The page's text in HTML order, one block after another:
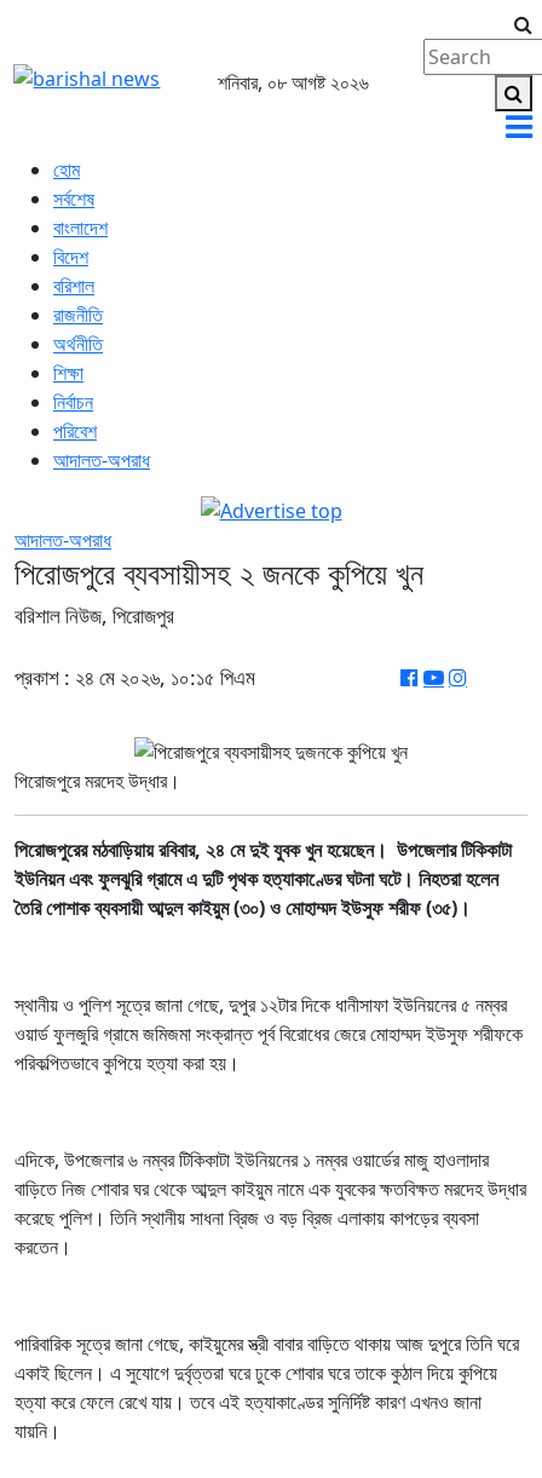
শনিবার, ০৮ আগষ্ট ২০২৬
হোম
সর্বশেষ
বাংলাদেশ
বিদেশ
বরিশাল
রাজনীতি
অর্থনীতি
শিক্ষা
নির্বাচন
পরিবেশ
আদালত-অপরাধ
আদালত-অপরাধ
পিরোজপুরে ব্যবসায়ীসহ ২ জনকে কুপিয়ে খুন
বরিশাল নিউজ, পিরোজপুর
প্রকাশ : ২৪ মে ২০২৬, ১০:১৫ পিএম
পিরোজপুরে মরদেহ উদ্ধার।
পিরোজপুরের মঠবাড়িয়ায় রবিবার, ২৪ মে দুই যুবক খুন হয়েছেন। উপজেলার টিকিকাটা
ইউনিয়ন এবং ফুলঝুরি গ্রামে এ দুটি পৃথক হত্যাকাণ্ডের ঘটনা ঘটে। নিহতরা হলেন
তৈরি পোশাক ব্যবসায়ী আব্দুল কাইয়ুম (৩০) ও মোহাম্মদ ইউসুফ শরীফ (৩৫)।
স্থানীয় ও পুলিশ সূত্রে জানা গেছে, দুপুর ১২টার দিকে ধানীসাফা ইউনিয়নের ৫ নম্বর
ওয়ার্ড ফুলজুরি গ্রামে জমিজমা সংক্রান্ত পূর্ব বিরোধের জেরে মোহাম্মদ ইউসুফ শরীফকে
পরিকল্পিতভাবে কুপিয়ে হত্যা করা হয়।
এদিকে, উপজেলার ৬ নম্বর টিকিকাটা ইউনিয়নের ১ নম্বর ওয়ার্ডের মাজু হাওলাদার
বাড়িতে নিজ শোবার ঘর থেকে আব্দুল কাইয়ুম নামে এক যুবকের ক্ষতবিক্ষত মরদেহ উদ্ধার
করেছে পুলিশ। তিনি স্থানীয় সাধনা ব্রিজ ও বড় ব্রিজ এলাকায় কাপড়ের ব্যবসা
করতেন।
পারিবারিক সূত্রে জানা গেছে, কাইয়ুমের স্ত্রী বাবার বাড়িতে থাকায় আজ দুপুরে তিনি ঘরে
একাই ছিলেন। এ সুযোগে দুর্বৃত্তরা ঘরে ঢুকে শোবার ঘরে তাকে কুঠাল দিয়ে কুপিয়ে
হত্যা করে ফেলে রেখে যায়। তবে এই হত্যাকাণ্ডের সুনির্দিষ্ট কারণ এখনও জানা
যায়নি।